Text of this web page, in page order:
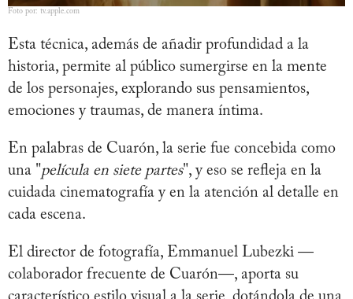
Foto por: tv.apple.com
Esta técnica, además de añadir profundidad a la
historia, permite al público sumergirse en la mente
de los personajes, explorando sus pensamientos,
emociones y traumas, de manera íntima.
En palabras de Cuarón, la serie fue concebida como
una "película en siete partes", y eso se refleja en la
cuidada cinematografía y en la atención al detalle en
cada escena.
El director de fotografía, Emmanuel Lubezki —
colaborador frecuente de Cuarón—, aporta su